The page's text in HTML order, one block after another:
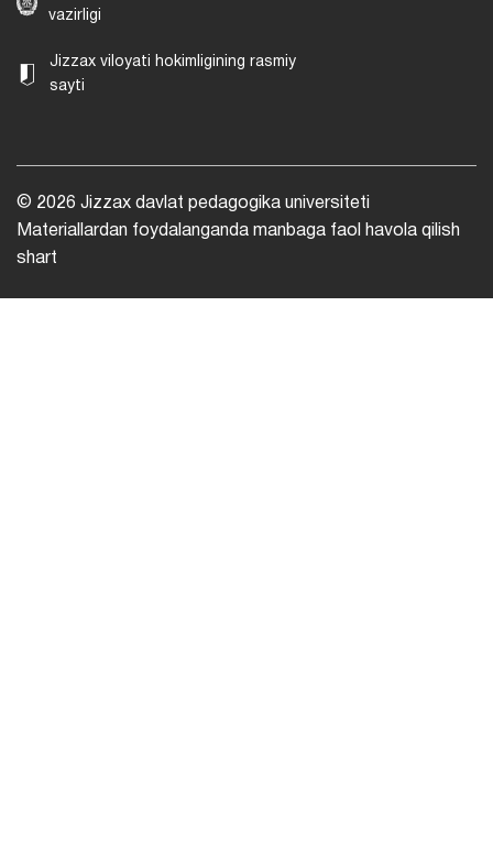
vazirligi
Jizzax viloyati hokimligining rasmiy
sayti
© 2026 Jizzax davlat pedagogika universiteti
Materiallardan foydalanganda manbaga faol havola qilish
shart